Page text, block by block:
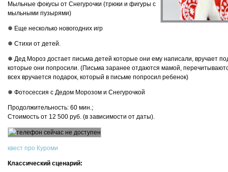
Мыльные фокусы от Снегурочки (трюки и фигуры с
мыльными пузырями)
❅ Еще несколько новогодних игр
❅ Стихи от детей.
❅ Дед Мороз достает письма детей которые они ему написали, вручает
которые они попросили. (Письма заранее отдаются мамой,
всех вручается подарок, который в письме попросил ребенок)
❅ Фотосессия с Дедом Морозом и Снегурочкой
Продолжительность: 60 мин.;
Стоимость от 12 500 руб. (в зависимости от даты).
квест про Куроми
Классический сценарий: